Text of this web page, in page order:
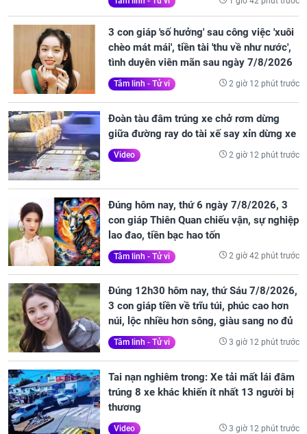
3 con giáp 'số hưởng' sau công việc 'xuôi
chèo mát mái', tiền tài 'thu về như nước',
tình duyên viên mãn sau ngày 7/8/2026
Tâm linh - Tử vi 2 giờ 12 phút trước
Đoàn tàu đâm trúng xe chở rơm dừng
giữa đường ray do tài xế say xỉn dừng xe
Video 2 giờ 12 phút trước
Đúng hôm nay, thứ 6 ngày 7/8/2026, 3
con giáp Thiên Quan chiếu vận, sự nghiệp
lao đao, tiền bạc hao tốn
Tâm linh - Tử vi 2 giờ 42 phút trước
Đúng 12h30 hôm nay, thứ Sáu 7/8/2026,
3 con giáp tiền về trĩu túi, phúc cao hơn
núi, lộc nhiều hơn sông, giàu sang no đủ
Tâm linh - Tử vi 3 giờ 12 phút trước
Tai nạn nghiêm trong: Xe tải mất lái đâm
trúng 8 xe khác khiến ít nhất 13 người bị
thương
Video 3 giờ 12 phút trước